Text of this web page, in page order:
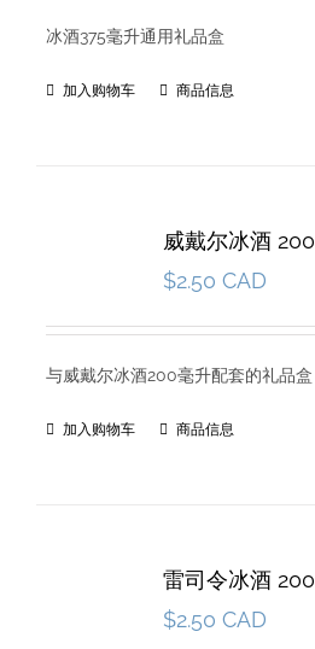
冰酒375毫升通用礼品盒
加入购物车 商品信息
威戴尔冰酒
$2.50 CAD
与威戴尔冰酒200毫升配套的礼品盒
加入购物车 商品信息
雷司令冰酒
$2.50 CAD